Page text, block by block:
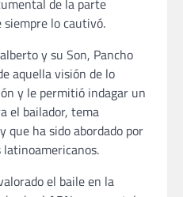
de la parte
lo cautivó.
y su Son, Pancho
aquella visión de lo
y le permitió indagar un
el bailador, tema
que ha sido abordado por
el baile en la